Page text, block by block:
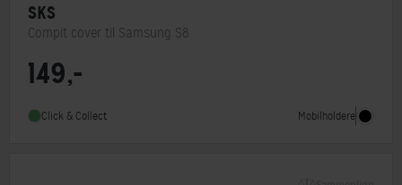
SKS
Compit cover til Samsung S8
149,-
Click & Collect Mobilholdere